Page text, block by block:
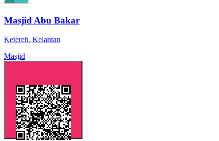
Masjid Abu Bakar
Ketereh, Kelantan
Masjid